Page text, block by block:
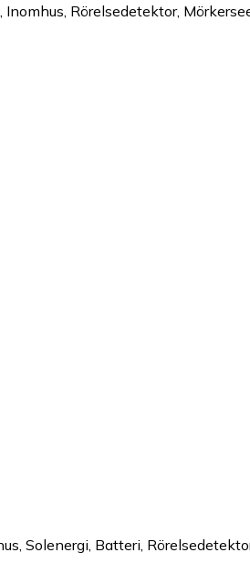
Rörelsedetektor,
Solenergi, Batteri,